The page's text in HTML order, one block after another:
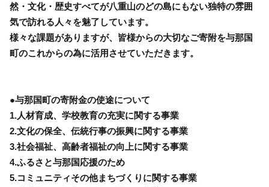
然・文化・歴史すべてが八重山のどの島にもない独特の雰囲
気で訪れる人々を魅了しています。
様々な課題がありますが、皆様からの大切なご寄附を与那国
町のこれからの為に活用させていただきます。
●与那国町の寄附金の使途について
1.人材育成、学校教育の充実に関する事業
2.文化の保全、伝統行事の振興に関する事業
3.社会福祉、高齢者福祉の向上に関する事業
4.ふるさと与那国応援のため
5.コミュニティその他まちづくりに関する事業